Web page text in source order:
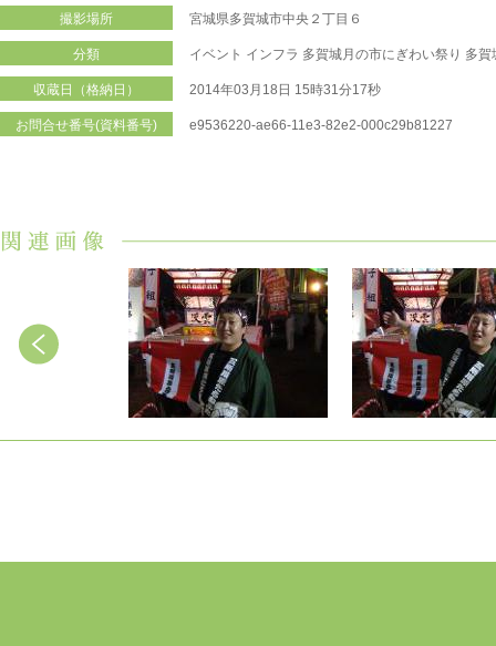
撮影場所 宮城県多賀城市中央２丁目６
分類 イベント インフラ 多賀城月の市にぎわい祭り 多賀
収蔵日（格納日） 2014年03月18日 15時31分17秒
お問合せ番号(資料番号) e9536220-ae66-11e3-82e2-000c29b81227